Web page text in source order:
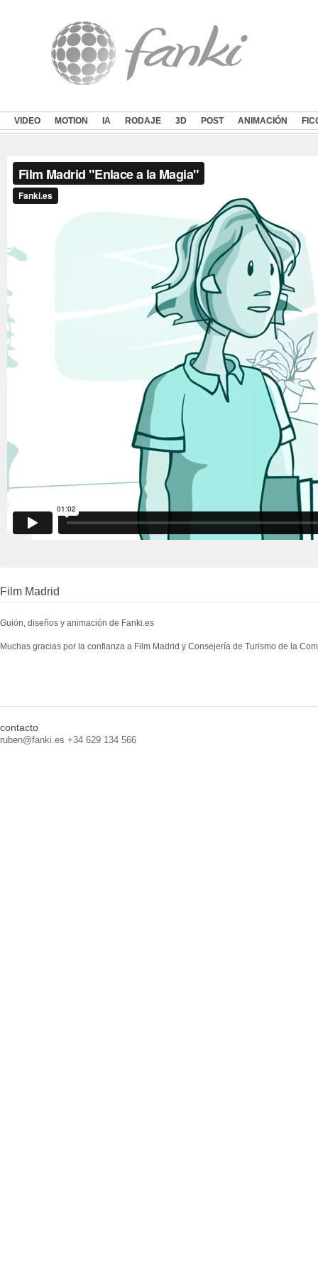
VIDEO MOTION IA RODAJE 3D POST ANIMACIÓN
Film Madrid
Guión, diseños y animación de Fanki.es
Muchas gracias por la confianza a Film Madrid y Consejería de Turismo de la
contacto
ruben@fanki.es +34 629 134 566